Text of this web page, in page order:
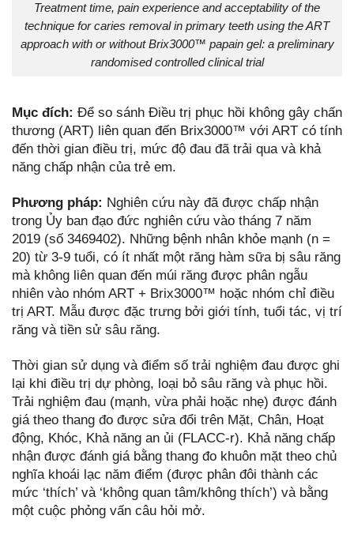
Treatment time, pain experience and acceptability of the
technique for caries removal in primary teeth using the ART
approach with or without Brix3000™ papain gel: a preliminary
randomised controlled clinical trial
Mục đích: Để so sánh Điều trị phục hồi không gây chấn
thương (ART) liên quan đến Brix3000™ với ART có tính
đến thời gian điều trị, mức độ đau đã trải qua và khả
năng chấp nhận của trẻ em.
Phương pháp: Nghiên cứu này đã được chấp nhận
trong Ủy ban đạo đức nghiên cứu vào tháng 7 năm
2019 (số 3469402). Những bệnh nhân khỏe mạnh (n =
20) từ 3-9 tuổi, có ít nhất một răng hàm sữa bị sâu răng
mà không liên quan đến múi răng được phân ngẫu
nhiên vào nhóm ART + Brix3000™ hoặc nhóm chỉ điều
trị ART. Mẫu được đặc trưng bởi giới tính, tuổi tác, vị trí
răng và tiền sử sâu răng.
Thời gian sử dụng và điểm số trải nghiệm đau được ghi
lại khi điều trị dự phòng, loại bỏ sâu răng và phục hồi.
Trải nghiệm đau (mạnh, vừa phải hoặc nhẹ) được đánh
giá theo thang đo được sửa đổi trên Mặt, Chân, Hoạt
động, Khóc, Khả năng an ủi (FLACC-r). Khả năng chấp
nhận được đánh giá bằng thang đo khuôn mặt theo chủ
nghĩa khoái lạc năm điểm (được phân đôi thành các
mức ‘thích’ và ‘không quan tâm/không thích’) và bằng
một cuộc phỏng vấn câu hỏi mở.